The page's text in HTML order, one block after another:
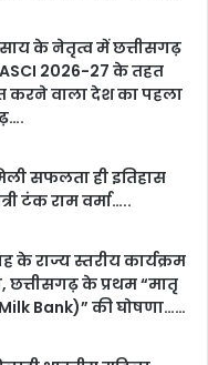
के नेतृत्व में छत्तीसगढ़
2026-27 के तहत
करने वाला देश का पहला
सफलता ही इतिहास
टंक राम वर्मा…..
के राज्य स्तरीय कार्यक्रम
के प्रथम “मातृ
Bank)” की घोषणा……